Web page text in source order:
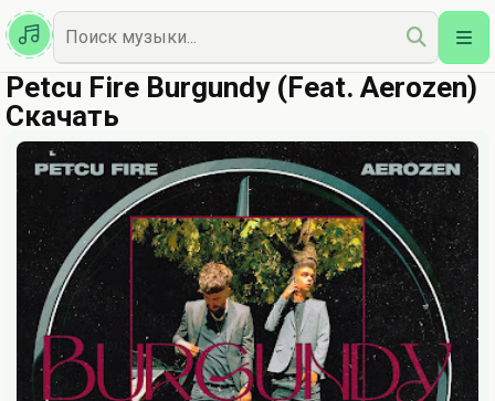
Казахская
Наш Топ
Petcu Fire Burgundy (Feat. Aerozen)
Скачать